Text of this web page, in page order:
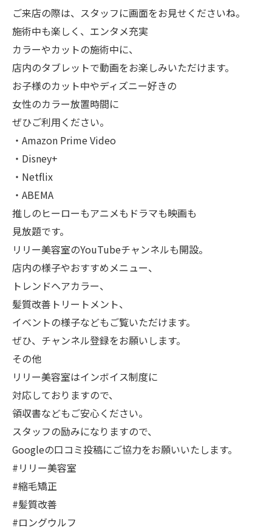
ご来店の際は、スタッフに画面をお見せくださいね。
施術中も楽しく、エンタメ充実
カラーやカットの施術中に、
店内のタブレットで動画をお楽しみいただけます。
お子様のカット中やディズニー好きの
女性のカラー放置時間に
ぜひご利用ください。
・Amazon Prime Video
・Disney+
・Netflix
・ABEMA
推しのヒーローもアニメもドラマも映画も
見放題です。
リリー美容室のYouTubeチャンネルも開設。
店内の様子やおすすめメニュー、
トレンドヘアカラー、
髪質改善トリートメント、
イベントの様子などもご覧いただけます。
ぜひ、チャンネル登録をお願いします。
その他
リリー美容室はインボイス制度に
対応しておりますので、
領収書などもご安心ください。
スタッフの励みになりますので、
Googleの口コミ投稿にご協力をお願いいたします。
#リリー美容室
#縮毛矯正
#髪質改善
#ロングウルフ